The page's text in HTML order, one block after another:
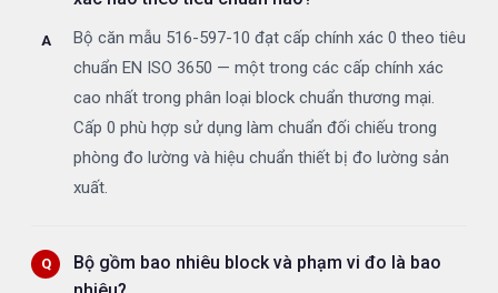
Bộ căn mẫu 516-597-10 đạt cấp chính xác 0 theo tiêu
chuẩn EN ISO 3650 — một trong các cấp chính xác
cao nhất trong phân loại block chuẩn thương mại.
Cấp 0 phù hợp sử dụng làm chuẩn đối chiếu trong
phòng đo lường và hiệu chuẩn thiết bị đo lường sản
xuất.
Bộ gồm bao nhiêu block và phạm vi đo là bao